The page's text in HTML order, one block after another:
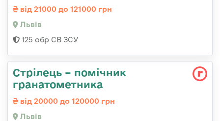
від 21000 до 121000 грн
Львів
125 обр СВ ЗСУ
Стрілець – помічник
гранатометника
від 20000 до 120000 грн
Львів